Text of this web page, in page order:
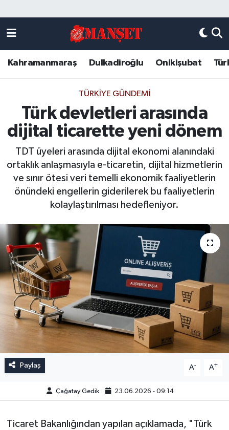
Kahramanmaraş Dulkadiroğlu Onikişubat
TÜRKIYE GÜNDEMI
Türk devletleri arasında
dijital ticarette yeni dönem
TDT üyeleri arasında dijital ekonomi alanındaki
ortaklık anlaşmasıyla e-ticaretin, dijital hizmetlerin
ve sınır ötesi veri temelli ekonomik faaliyetlerin
önündeki engellerin giderilerek bu faaliyetlerin
kolaylaştırılması hedefleniyor.
Paylaş A- A+
Çağatay Gedik 23.06.2026 - 09:14
Ticaret Bakanlığından yapılan açıklamada, "Türk
DULKADİROĞLU
KAHRAMANMARAŞ
ONİKİŞUBAT
Künye
Kahramanmaraş Nöbetçi Eczaneler
Kahramanmaraş Hava Durumu
Kahramanmaraş Trafik Yoğunluk Haritası
Süper Lig Puan Durumu ve Fikstür
Son Dakika Haberleri
Haber Arşivi